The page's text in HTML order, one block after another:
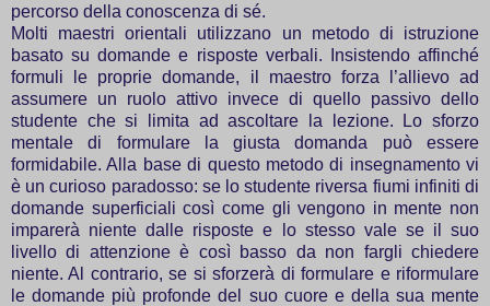
percorso della conoscenza di sé.
Molti maestri orientali utilizzano un metodo di istruzione
basato su domande e risposte verbali. Insistendo affinché
formuli le proprie domande, il maestro forza l’allievo ad
assumere un ruolo attivo invece di quello passivo dello
studente che si limita ad ascoltare la lezione. Lo sforzo
mentale di formulare la giusta domanda può essere
formidabile. Alla base di questo metodo di insegnamento vi
è un curioso paradosso: se lo studente riversa fiumi infiniti di
domande superficiali così come gli vengono in mente non
imparerà niente dalle risposte e lo stesso vale se il suo
livello di attenzione è così basso da non fargli chiedere
niente. Al contrario, se si sforzerà di formulare e riformulare
le domande più profonde del suo cuore e della sua mente